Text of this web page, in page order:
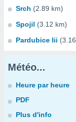
Srch (2.89 km)
Spojil (3.12 km)
Pardubice Iii
Météo...
Heure par heure
PDF
Plus d'info